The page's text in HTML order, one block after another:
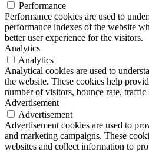
Performance
Performance cookies are used to
performance indexes of the website
better user experience for the visitors.
Analytics
Analytics
Analytical cookies are used to
the website. These cookies help
number of visitors, bounce rate, traffic
Advertisement
Advertisement
Advertisement cookies are used to
and marketing campaigns. These
websites and collect information to